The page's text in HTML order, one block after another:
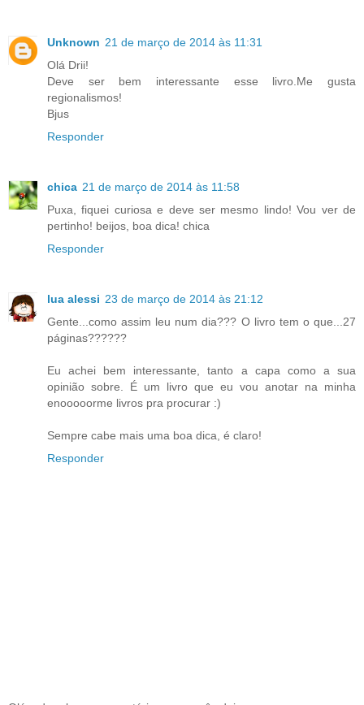
Unknown 21 de março de 2014 às 11:31
Olá Drii!
Deve ser bem interessante esse livro.Me gusta
regionalismos!
Bjus
Responder
chica 21 de março de 2014 às 11:58
Puxa, fiquei curiosa e deve ser mesmo lindo! Vou ver de
pertinho! beijos, boa dica! chica
Responder
lua alessi 23 de março de 2014 às 21:12
Gente...como assim leu num dia??? O livro tem o que...27
páginas??????
Eu achei bem interessante, tanto a capa como a sua
opinião sobre. É um livro que eu vou anotar na minha
enooooorme livros pra procurar :)
Sempre cabe mais uma boa dica, é claro!
Responder